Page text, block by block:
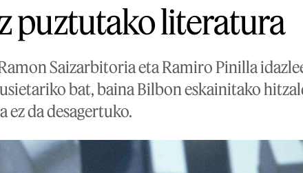
puztutako literatura
Saizarbitoria eta Ramiro Pinilla
bat, baina Bilbon eskainitako
da desagertuko.